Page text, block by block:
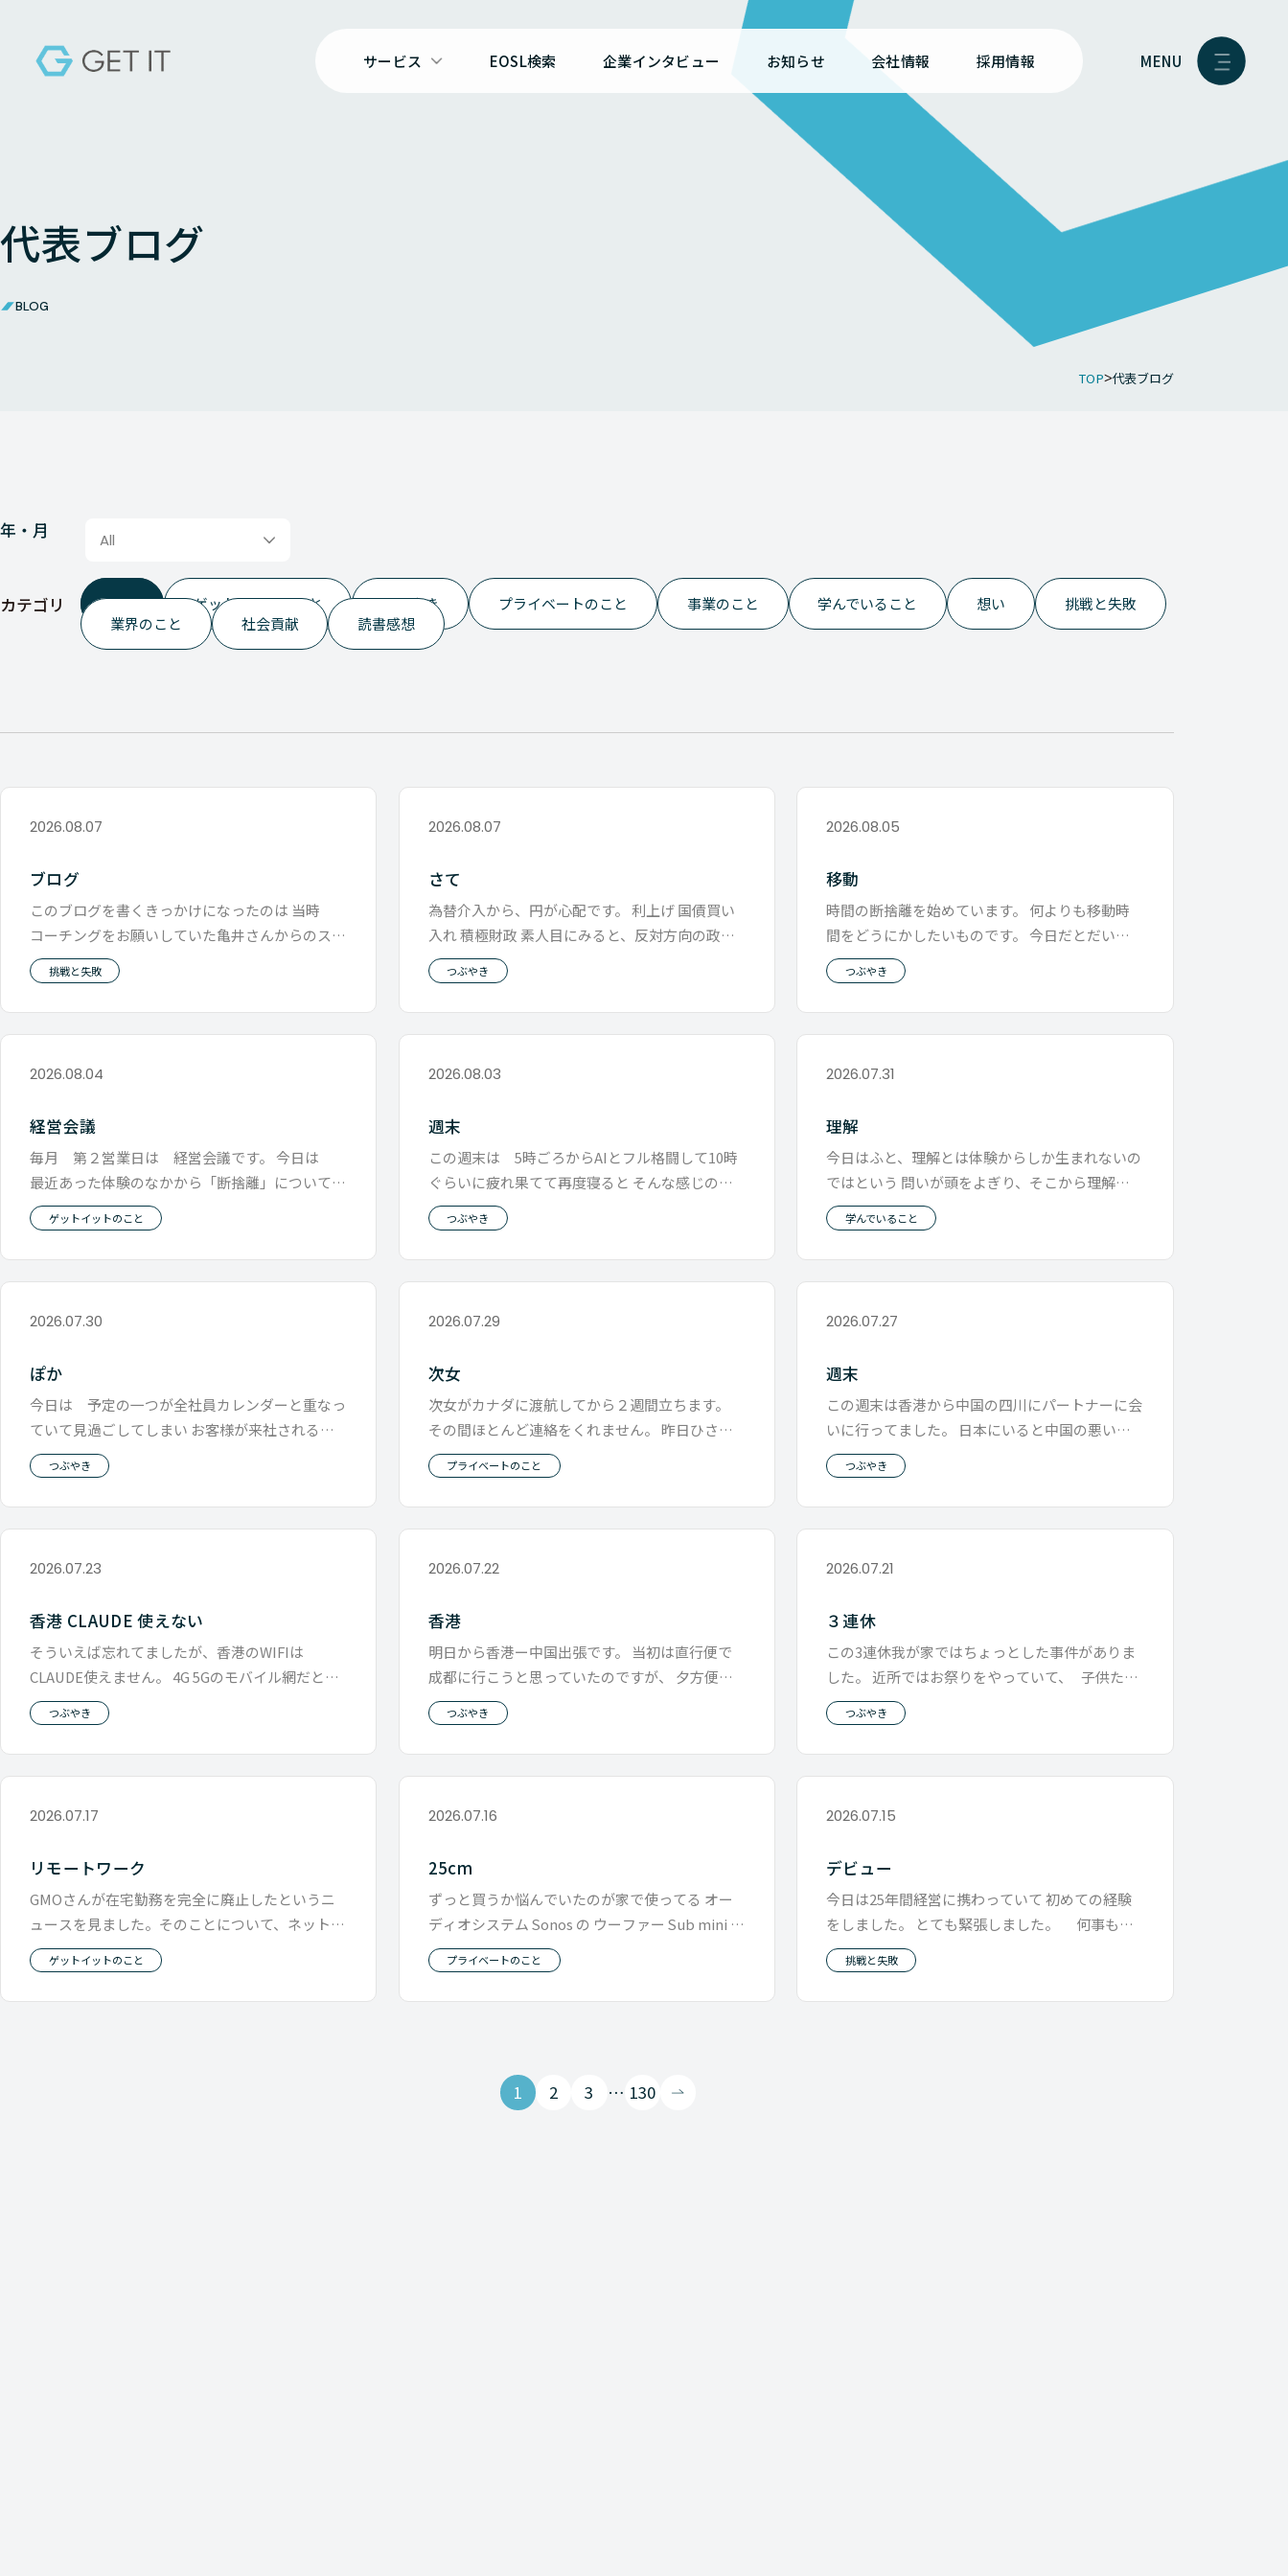
サービス EOSL検索 企業インタビュー お知らせ 会社情報 採用情報 MENU
代表ブログ
BLOG
TOP 代表ブログ
年・月 All
カテゴリ ALL ゲットイットのこと つぶやき プライベートのこと 事業のこと 学んでいること 想い
挑戦と失敗
業界のこと
社会貢献 読書感想
2026.08.07
ブログ
このブログを書くきっかけになったのは 当時
コーチングをお願いしていた亀井さんからのスス
メでした。 今日は亀井さんと久し
挑戦と失敗
2026.08.07
さて
為替介入から、円が心配です。 利上げ 国債買い
入れ 積極財政 素人目にみると、反対方向の政策
を 同時にやっているように見
つぶやき
2026.08.05
移動
時間の断捨離を始めています。 何よりも移動時
間をどうにかしたいものです。 今日だとだいた
い4時間が移動時間です。 家を引
つぶやき
2026.08.04
経営会議
毎月 第２営業日は 経営会議です。 今日は
最近あった体験のなかから「断捨離」について
メッセージをしました。 お金と時
ゲットイットのこと
2026.08.03
週末
この週末は 5時ごろからAIとフル格闘して10時
ぐらいに疲れ果てて再度寝ると そんな感じの２
日間でした。 扱える情報の量
つぶやき
2026.07.31
理解
今日はふと、理解とは体験からしか生まれないの
ではという 問いが頭をよぎり、そこから理解す
るとはどういうことなのか につい
学んでいること
2026.07.30
ぽか
今日は 予定の一つが全社員カレンダーと重なっ
ていて見過ごしてしまい お客様が来社されるの
に、 ジーパンにTシャツと超軽装
つぶやき
2026.07.29
次女
次女がカナダに渡航してから２週間立ちます。
その間ほとんど連絡をくれません。 昨日ひさし
ぶりに連絡来たと思ったら 「悪い
プライベートのこと
2026.07.27
週末
この週末は香港から中国の四川にパートナーに会
いに行ってました。 日本にいると中国の悪い側
面のニュースが多いように思えます
つぶやき
2026.07.23
香港 CLAUDE 使えない
そういえば忘れてましたが、香港のWIFIは
CLAUDE使えません。 4G 5Gのモバイル網だと使
えるところと使えないと
つぶやき
2026.07.22
香港
明日から香港ー中国出張です。 当初は直行便で
成都に行こうと思っていたのですが、 夕方便し
かなくて1日無駄にするので 早朝
つぶやき
2026.07.21
３連休
この3連休我が家ではちょっとした事件がありま
した。 近所ではお祭りをやっていて、 子供たち
は各々お友達とお祭りに行くとの
つぶやき
2026.07.17
リモートワーク
GMOさんが在宅勤務を完全に廃止したというニ
ュースを見ました。そのことについて、ネットで
は賛否で盛り上がっています。 先
ゲットイットのこと
2026.07.16
25cm
ずっと買うか悩んでいたのが家で使ってる オー
ディオシステム Sonos の ウーファー Sub mini そ
れをこの前の
プライベートのこと
2026.07.15
デビュー
今日は25年間経営に携わっていて 初めての経験
をしました。 とても緊張しました。 何事もそ
うですが、 やったことないこ
挑戦と失敗
1 2 3 … 130